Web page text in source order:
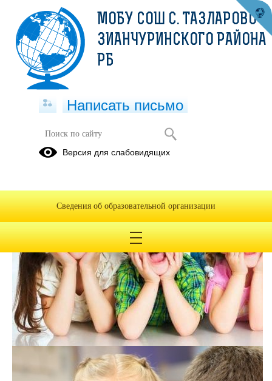
МОБУ СОШ С. ТАЗЛАРОВО
ЗИАНЧУРИНСКОГО РАЙОНА
РБ
Написать письмо
Версия для слабовидящих
Сведения об образовательной организации